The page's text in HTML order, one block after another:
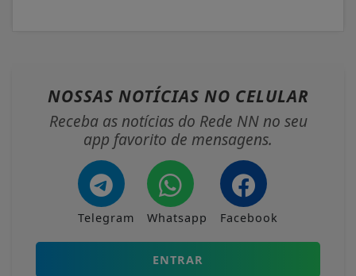
NOSSAS NOTÍCIAS NO CELULAR
Receba as notícias do Rede NN no seu
app favorito de mensagens.
Telegram Whatsapp Facebook
ENTRAR